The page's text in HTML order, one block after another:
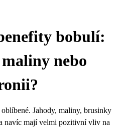
bobulí:
nebo
Jahody, maliny, brusinky
navíc mají velmi pozitivní vliv na